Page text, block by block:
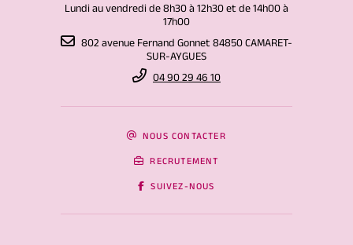
Lundi au vendredi de 8h30 à 12h30 et de 14h00 à
17h00
802 avenue Fernand Gonnet 84850 CAMARET-
SUR-AYGUES
04 90 29 46 10
NOUS CONTACTER
RECRUTEMENT
SUIVEZ-NOUS